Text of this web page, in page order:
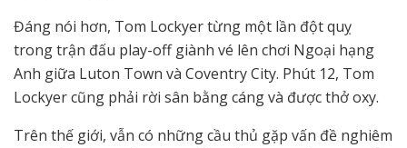
Đáng nói hơn, Tom Lockyer từng một lần đột quỵ
trong trận đấu play-off giành vé lên chơi Ngoại hạng
Anh giữa Luton Town và Coventry City. Phút 12, Tom
Lockyer cũng phải rời sân bằng cáng và được thở oxy.
Trên thế giới, vẫn có những cầu thủ gặp vấn đề nghiêm